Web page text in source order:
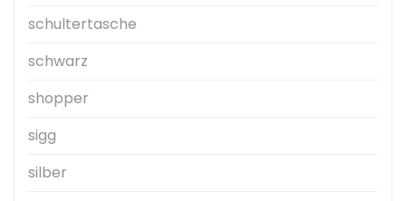
schultertasche
schwarz
shopper
sigg
silber